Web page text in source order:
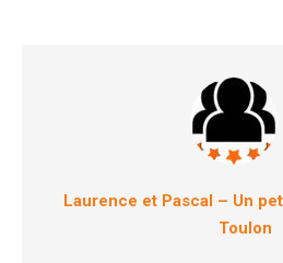
Laurence et Pascal – Un
Toulon